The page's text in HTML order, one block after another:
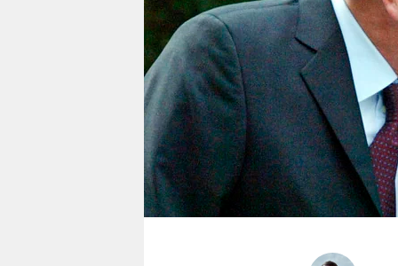
verlag
veranstaltungen
shop
fragen & hilfe
unterstützen
abo
genossenschaft